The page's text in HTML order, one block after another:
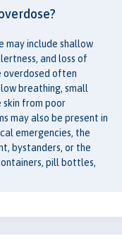
may include shallow
and loss of
overdosed often
breathing, small
skin from poor
may also be present in
emergencies, the
bystanders, or the
pill bottles,